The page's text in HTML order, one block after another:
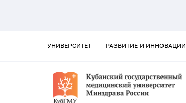
УНИВЕРСИТЕТ РАЗВИТИЕ И ИННОВАЦИИ